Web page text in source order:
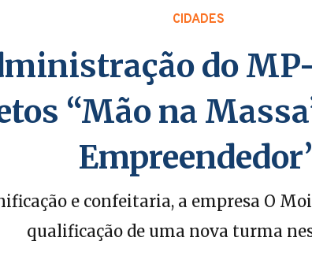
CIDADES
do
“Mão na
e confeitaria, a empresa O
qualificação de uma nova turma